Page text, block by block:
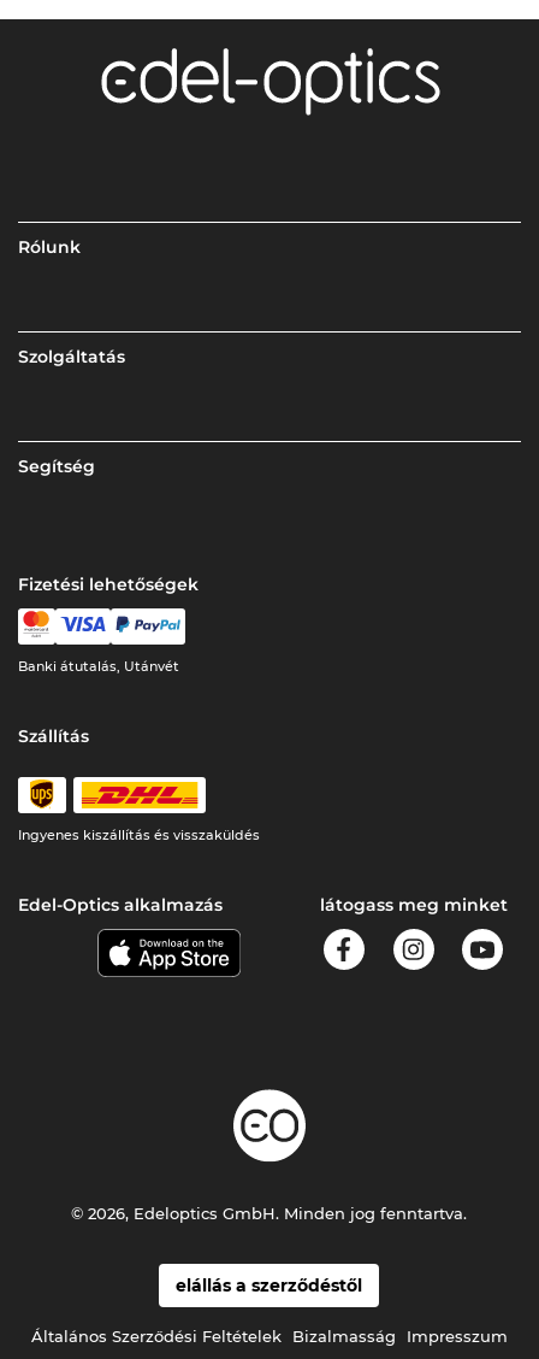
Rólunk
Szolgáltatás
Segítség
Fizetési lehetőségek
Banki átutalás, Utánvét
Szállítás
Ingyenes kiszállítás és visszaküldés
Edel-Optics alkalmazás látogass meg minket
elállás a szerződéstől
Általános Szerződési Feltételek Bizalmasság Impresszum
© 2026, Edeloptics GmbH. Minden jog fenntartva.